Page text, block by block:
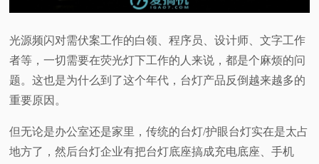
光源频闪对需伏案工作的白领、程序员、设计师、文字工作
者等，一切需要在荧光灯下工作的人来说，都是个麻烦的问
题。这也是为什么到了这个年代，台灯产品反倒越来越多的
重要原因。
但无论是办公室还是家里，传统的台灯/护眼台灯实在是太占
地方了，然后台灯企业有把台灯底座搞成充电底座、手机